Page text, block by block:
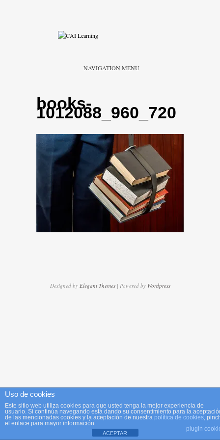
NAVIGATION MENU
books-
1012088_960_720
Designed by Elegant Themes| Powered by Wordpress
Uso de cookies
Este sitio web utiliza cookies para que usted tenga la mejor experiencia de
usuario. Si continúa navegando está dando su consentimiento para la
de las mencionadas cookies y la aceptación de nuestra política de cookies,
el enlace para mayor información.
plugin
ACEPTAR